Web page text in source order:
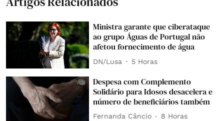
Ministra garante que ciberataque
ao grupo Águas de Portugal não
afetou fornecimento de água
DN/Lusa 5 Horas
Despesa com Complemento
Solidário para Idosos desacelera e
número de beneficiários também
Fernanda Câncio 8 Horas